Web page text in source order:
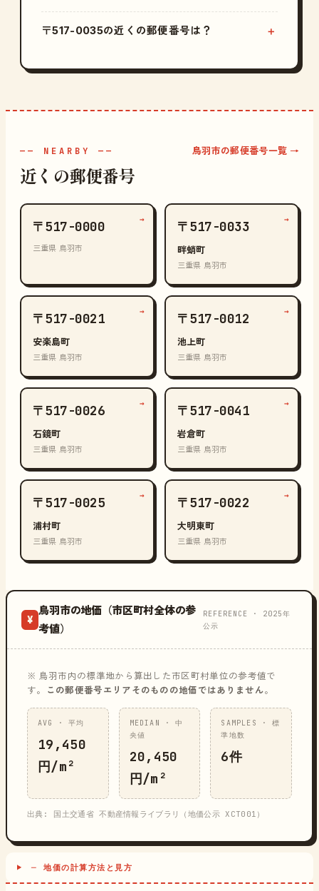
〒517-0035の近くの郵便番号は？
—— NEARBY ——
近くの郵便番号
鳥羽市の郵便番号一覧 →
〒517-0000
三重県 鳥羽市
→ 〒517-0033
畔蛸町
三重県 鳥羽市
→
〒517-0021
安楽島町
三重県 鳥羽市
→ 〒517-0012
池上町
三重県 鳥羽市
→
〒517-0026
石鏡町
三重県 鳥羽市
→ 〒517-0041
岩倉町
三重県 鳥羽市
→
〒517-0025
浦村町
三重県 鳥羽市
→ 〒517-0022
大明東町
三重県 鳥羽市
→
¥
鳥羽市の地価（市区町村全体の参
考値）
REFERENCE · 2025年
公示
※ 鳥羽市内の標準地から算出した市区町村単位の参考値で
す。
この郵便番号エリアそのものの地価ではありません。
AVG · 平均
19,450
円/m²
MEDIAN · 中
央値
20,450
円/m²
SAMPLES · 標
準地数
6件
出典: 国土交通省 不動産情報ライブラリ（地価公示 XCT001）
─ 地価の計算方法と見方